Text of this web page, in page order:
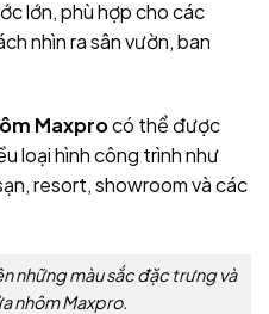
lớn, phù hợp cho các
nhìn ra sân vườn, ban
Maxprocó thể được
loại hình công trình như
resort, showroom và các
những màu sắc đặc trưng và
nhôm Maxpro.